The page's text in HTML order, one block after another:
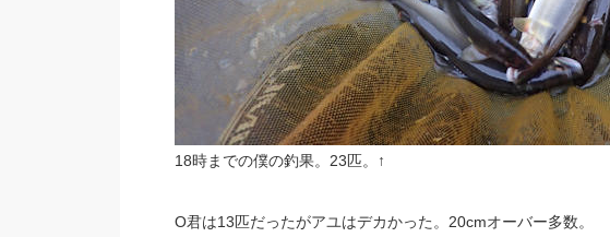
18時までの僕の釣果。23匹。↑
O君は13匹だったがアユはデカかった。20cmオーバー多数。